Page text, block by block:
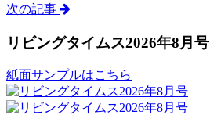
次の記事
リビングタイムス2026年8月号
紙面サンプルはこちら